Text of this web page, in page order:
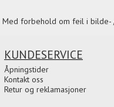
Med forbehold om feil i bilde-
KUNDESERVICE
Åpningstider
Kontakt oss
Retur og reklamasjoner